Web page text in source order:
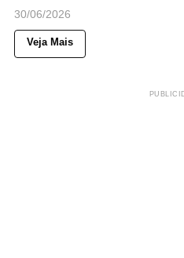
30/06/2026
Veja Mais